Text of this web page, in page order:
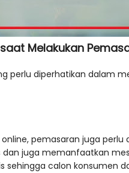
Melakukan
perlu diperhatikan dalam
pemasaran juga perlu
juga memanfaatkan
sehingga calon konsumen